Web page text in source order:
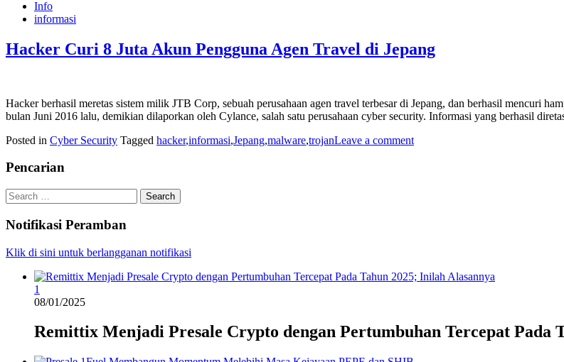
Info
informasi
Hacker Curi 8 Juta Akun Pengguna Agen Travel di Jepang
Hacker berhasil meretas sistem milik JTB Corp, sebuah perusahaan agen travel terbesar di Jepang, dan berhasil mencuri
bulan Juni 2016 lalu, demikian dilaporkan oleh Cylance, salah satu perusahaan cyber security. Informasi yang berhasil
Posted in Cyber Security Tagged hacker,informasi,Jepang,malware,trojanLeave a comment
Pencarian
Search
for:
Notifikasi Peramban
Klik di sini untuk berlangganan notifikasi
1
08/01/2025
Remittix Menjadi Presale Crypto dengan Pertumbuhan Tercepat Pada